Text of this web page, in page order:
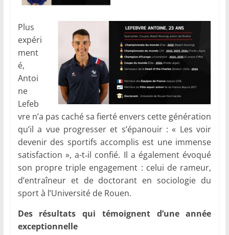
Plus
expéri
ment
é,
Antoi
ne
Lefeb
vre n’a pas caché sa fierté envers cette génération
qu’il a vue progresser et s’épanouir : « Les voir
devenir des sportifs accomplis est une immense
satisfaction », a-t‑il confié. Il a également évoqué
son propre triple engagement : celui de rameur,
d’entraîneur et de doctorant en sociologie du
sport à l’Université de Rouen.
Des résultats qui témoignent d’une année
exceptionnelle